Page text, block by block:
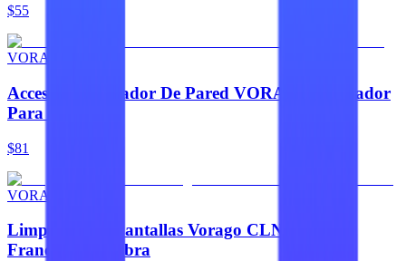
$55
VORAGO
Accesorio Cargador De Pared VORAGO Cargador
Para Pared
$81
VORAGO
Limpiador de Pantallas Vorago CLN-109 con
Franela Microfibra